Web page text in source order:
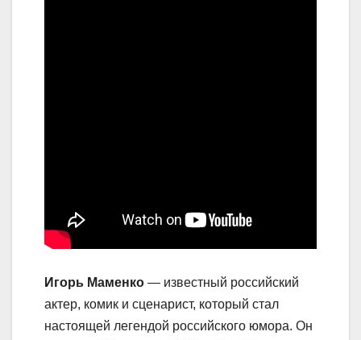
Игорь Маменко — известный российский
актер, комик и сценарист, который стал
настоящей легендой российского юмора. Он